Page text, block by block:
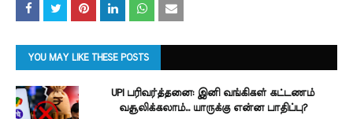
YOU MAY LIKE THESE POSTS
UPI பரிவர்த்தனை: இனி வங்கிகள் கட்டணம்
வசூலிக்கலாம்... யாருக்கு என்ன பாதிப்பு?